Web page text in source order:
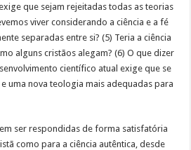
que sejam rejeitadas todas as teorias
viver considerando a ciência e a fé
separadas entre si? (5) Teria a ciência
alguns cristãos alegam? (6) O que dizer
científico atual exige que se
uma nova teologia mais adequadas para
ser respondidas de forma satisfatória
como para a ciência autêntica, desde